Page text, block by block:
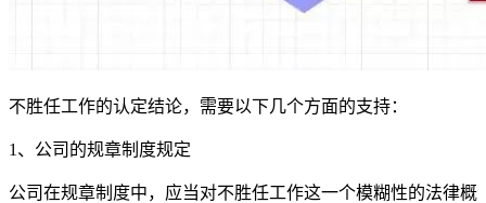
不胜任工作的认定结论，需要以下几个方面的支持：
1、公司的规章制度规定
公司在规章制度中，应当对不胜任工作这一个模糊性的法律概